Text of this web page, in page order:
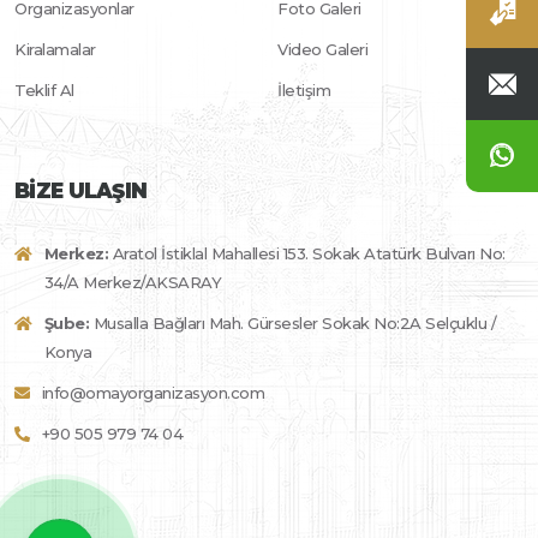
Organizasyonlar
Kiralamalar
Teklif Al
Foto Galeri
Video Galeri
İletişim
BIZE ULAŞIN
Merkez: Aratol İstiklal Mahallesi 153. Sokak Atatürk Bulvarı No:
34/A Merkez/AKSARAY
Şube: Musalla Bağları Mah. Gürsesler Sokak No:2A Selçuklu /
Konya
info@omayorganizasyon.com
+90 505 979 74 04